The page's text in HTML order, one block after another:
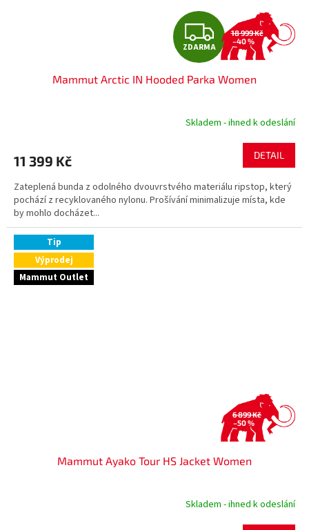
Z
D
A
R
A
ZDARMA
18 999 Kč
–40 %
Mammut Arctic IN Hooded Parka Women
Skladem - ihned k odeslání
11 399 Kč DETAIL
Zateplená bunda z odolného dvouvrstvého materiálu ripstop, který
pochází z recyklovaného nylonu. Prošívání minimalizuje místa, kde
by mohlo docházet...
Tip
Výprodej
Mammut Outlet
6 899 Kč
–50 %
Mammut Ayako Tour HS Jacket Women
Skladem - ihned k odeslání